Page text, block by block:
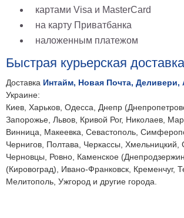
картами Visa и MasterCard
на карту Приватбанка
наложенным платежом
Быстрая курьерская доставка
Доставка Интайм, Новая Почта, Деливери,
Украине:
Киев, Харьков, Одесса, Днепр
Запорожье, Львов, Кривой Рог, Николаев,
Винница, Макеевка, Севастополь,
Чернигов, Полтава, Черкассы,
Черновцы, Ровно, Каменское
(Кировоград), Ивано-Франковск, Кременчуг,
Мелитополь, Ужгород и другие города.